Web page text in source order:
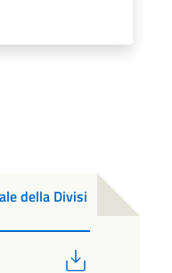
della Divisi